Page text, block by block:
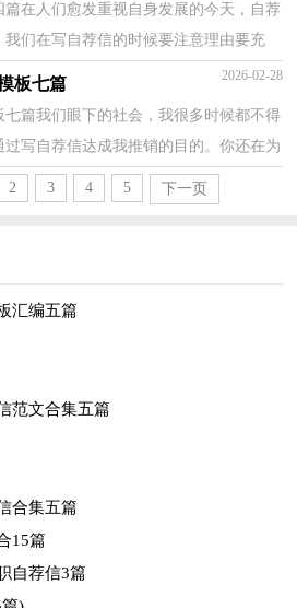
在人们愈发重视自身发展的今天，自荐
们在写自荐信的时候要注意理由要充
无头绪？下面是小编整理...
板七篇 2026-02-28
七篇我们眼下的社会，我很多时候都不得
写自荐信达成我推销的目的。你还在为
编精心整理的毕业生自...
2 3 4 5
下一页
汇编五篇
范文合集五篇
合集五篇
15篇
自荐信3篇